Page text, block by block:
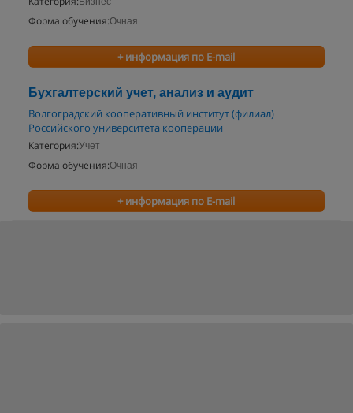
Форма обучения:Очная
+ информация по E-mail
Бухгалтерский учет, анализ и аудит
Волгоградский кооперативный институт (филиал)
Российского университета кооперации
Категория:Учет
Форма обучения:Очная
+ информация по E-mail